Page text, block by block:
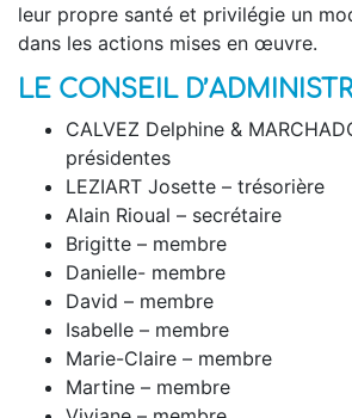
leur propre santé et privilégie un
dans les actions mises en œuvre.
LE CONSEIL
CALVEZ Delphine &
présidentes
LEZIART Josette – trésorière
Alain Rioual – secrétaire
Brigitte – membre
Danielle- membre
David – membre
Isabelle – membre
Marie-Claire – membre
Martine – membre